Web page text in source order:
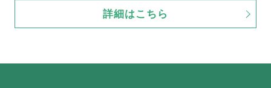
詳細はこちら